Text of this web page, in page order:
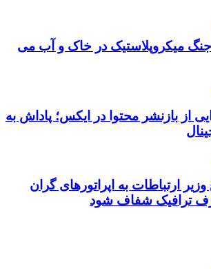
جنگ میکروپلاستیک در خاک و آب می
از بازنشر محتوا در ایکس؛ پاداش به
ارتباطات به اپراتورهای گران
ترافیک شفاف شود